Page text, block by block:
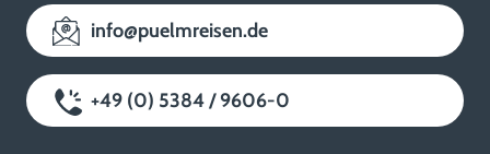
info@puelmreisen.de
+49 (0) 5384 / 9606-0